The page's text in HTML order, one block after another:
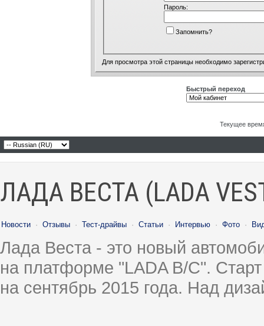
Пароль:
Запомнить?
Для просмотра этой страницы необходимо
Быстрый переход
Текущее
ЛАДА ВЕСТА (LADA
Новости · Отзывы · Тест-драйвы · Статьи · Интервью · Фото ·
Лада Веста - это новый
на платформе "LADA B/C".
на сентябрь 2015 года. Над